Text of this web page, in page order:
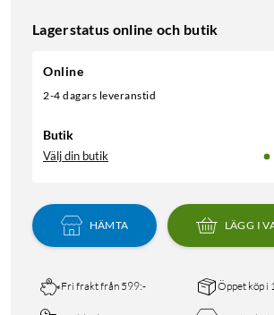
Lagerstatus online och butik
Online
2-4 dagars leveranstid
Butik
Välj din butik
HÄMTA LÄGG I
Fri frakt från 599:- Öppet köp i